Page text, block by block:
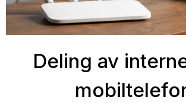
Deling av